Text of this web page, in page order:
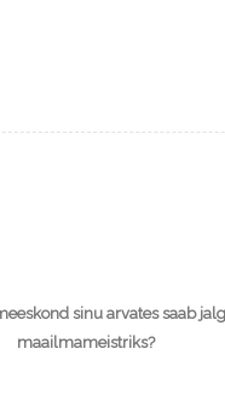
sinu arvates saab
maailmameistriks?